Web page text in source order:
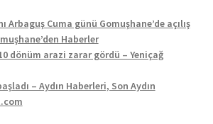
Arbaguş Cuma günü Gomuşhane’de açılış
Haberler
dönüm arazi zarar gördü – Yeniçağ
– Aydın Haberleri, Son Aydın